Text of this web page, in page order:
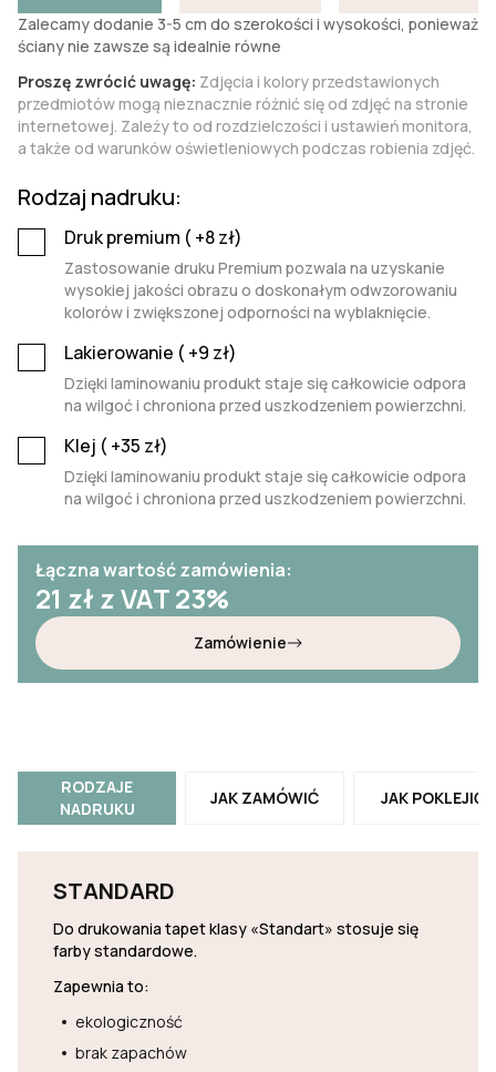
Zalecamy dodanie 3-5 cm do szerokości i wysokości, ponieważ
ściany nie zawsze są idealnie równe
Proszę zwrócić uwagę: Zdjęcia i kolory przedstawionych
przedmiotów mogą nieznacznie różnić się od zdjęć na stronie
internetowej. Zależy to od rozdzielczości i ustawień monitora,
a także od warunków oświetleniowych podczas robienia zdjęć.
Rodzaj nadruku:
Druk premium ( +8zł)
Zastosowanie druku Premium pozwala na uzyskanie
wysokiej jakości obrazu o doskonałym odwzorowaniu
kolorów i zwiększonej odporności na wyblaknięcie.
Lakierowanie ( +9 zł)
Dzięki laminowaniu produkt staje się całkowicie odpora
na wilgoć i chroniona przed uszkodzeniem powierzchni.
Klej ( +35 zł)
Dzięki laminowaniu produkt staje się całkowicie odpora
na wilgoć i chroniona przed uszkodzeniem powierzchni.
Łączna wartość zamówienia:
21 zł z VAT 23%
Zamówienie
RODZAJE
NADRUKU
JAK ZAMÓWIĆ JAK POKLEJIĆ
STANDARD
Do drukowania tapet klasy «Standart» stosuje się
farby standardowe.
Zapewnia to:
ekologiczność
brak zapachów